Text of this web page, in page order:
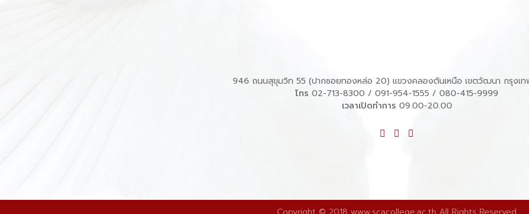
946 ถนนสุขุมวิท 55 (ปากซอยทองหล่อ 20) แขวงคลองตันเหนือ เขตวัฒนา กรุงเท
โทร 02-713-8300 / 091-954-1555 / 080-415-9999
เวลาเปิดทำการ 09.00-20.00